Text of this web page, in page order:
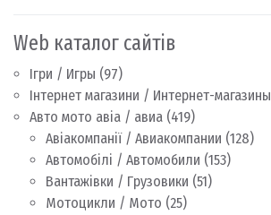
Web каталог сайтів
Ігри / Игры (97)
Інтернет магазини / Интернет-магазины
Авто мото авіа / авиа (419)
Авіакомпанії / Авиакомпании (128)
Автомобілі / Автомобили (153)
Вантажівки / Грузовики (51)
Мотоцикли / Мото (25)